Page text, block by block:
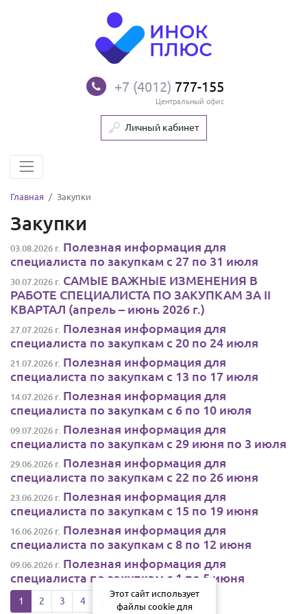
+7 (4012) 777-155
Центральный офис
Личный кабинет
Главная Закупки
Закупки
03.08.2026 г. Полезная информация для
специалиста по закупкам с 27 по 31 июля
30.07.2026 г. САМЫЕ ВАЖНЫЕ ИЗМЕНЕНИЯ В
РАБОТЕ СПЕЦИАЛИСТА ПО ЗАКУПКАМ ЗА II
КВАРТАЛ (апрель – июнь 2026 г.)
27.07.2026 г. Полезная информация для
специалиста по закупкам с 20 по 24 июля
21.07.2026 г. Полезная информация для
специалиста по закупкам с 13 по 17 июля
14.07.2026 г. Полезная информация для
специалиста по закупкам с 6 по 10 июля
09.07.2026 г. Полезная информация для
специалиста по закупкам с 29 июня по 3 июля
29.06.2026 г. Полезная информация для
специалиста по закупкам с 22 по 26 июня
23.06.2026 г. Полезная информация для
специалиста по закупкам с 15 по 19 июня
16.06.2026 г. Полезная информация для
специалиста по закупкам с 8 по 12 июня
09.06.2026 г. Полезная информация для
специалиста по закупкам с 1 по 5 июня
1 2 3 4 Next page
Этот сайт использует
файлы cookie для